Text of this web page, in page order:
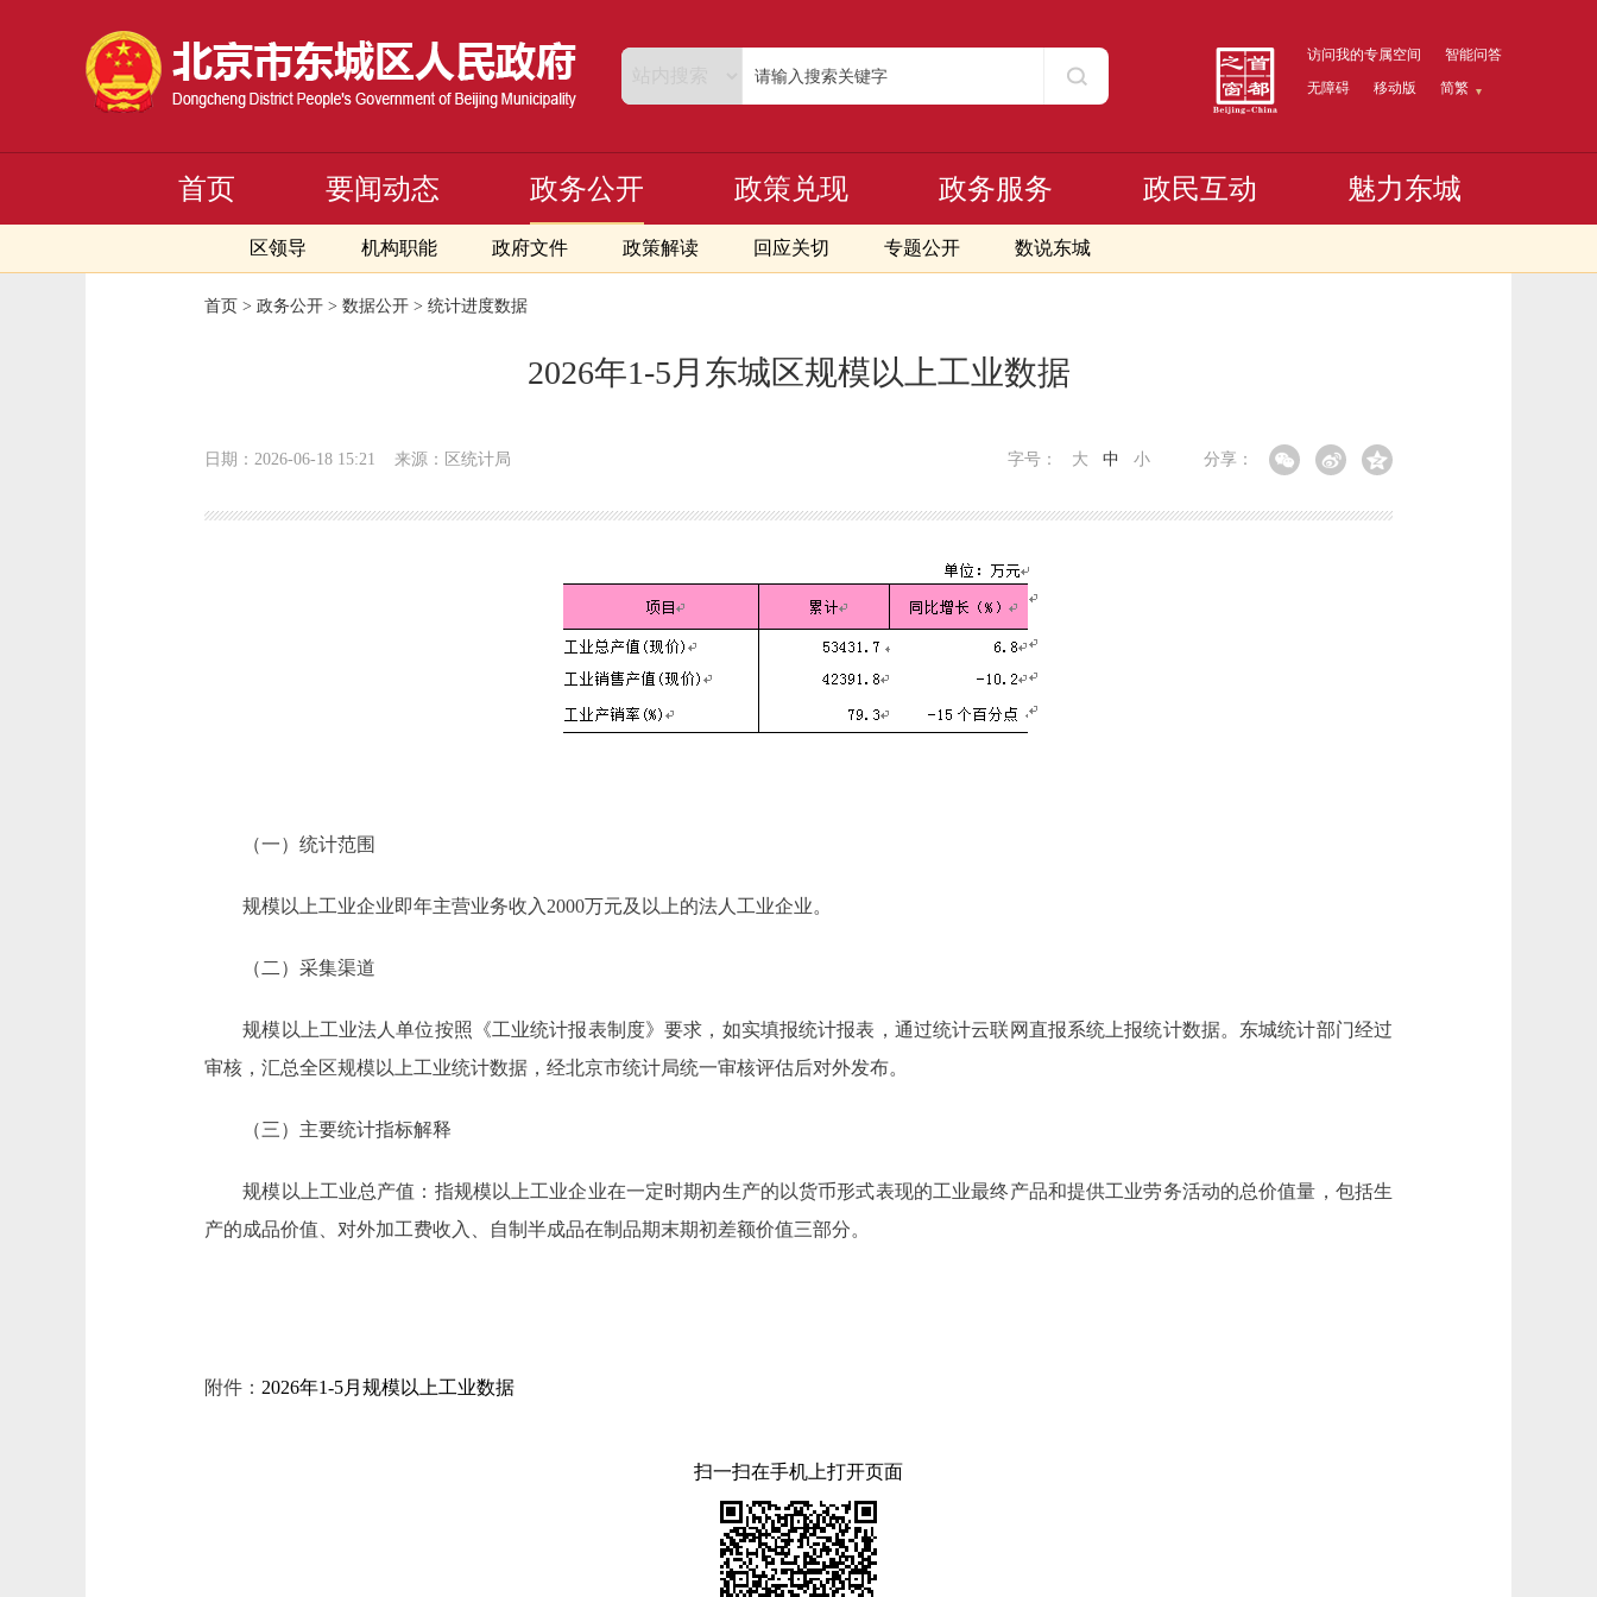
访问我的专属空间
智能问答
无障碍
移动版 简繁
首页 要闻动态 政务公开
区领导 机构职能 政府文件 政策解读 回应关切 专题公开 数说东城
政策兑现 政务服务 政民互动 魅力东城
首页 > 政务公开 > 数据公开 > 统计进度数据
2026年1-5月东城区规模以上工业数据
日期：2026-06-18 15:21 来源：区统计局 分享：
字号： 大 中 小
（一）统计范围
规模以上工业企业即年主营业务收入2000万元及以上的法人工业企业。
（二）采集渠道
规模以上工业法人单位按照《工业统计报表制度》要求，如实填报统计报表，通过统计云联网直报系统上报统计数据。东城统计部门经过
审核，汇总全区规模以上工业统计数据，经北京市统计局统一审核评估后对外发布。
（三）主要统计指标解释
规模以上工业总产值：指规模以上工业企业在一定时期内生产的以货币形式表现的工业最终产品和提供工业劳务活动的总价值量，包括生
产的成品价值、对外加工费收入、自制半成品在制品期末期初差额价值三部分。
附件： 2026年1-5月规模以上工业数据
扫一扫在手机上打开页面